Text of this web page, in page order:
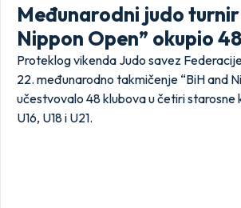
Međunarodni judo
Nippon Open” okupio
Proteklog vikenda Judo savez
22. međunarodno takmičenje “BiH and
učestvovalo 48 klubova u četiri starosne
U16, U18 i U21.